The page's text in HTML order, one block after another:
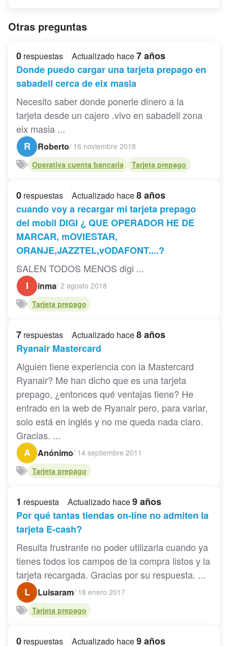
Otras preguntas
0 respuestas Actualizado hace7 años
Donde puedo cargar una tarjeta prepago en
sabadell cerca de eix masia
Necesito saber donde ponerle dinero a la
tarjeta desde un cajero .vivo en sabadell zona
eix masia ...
R
Roberto/ 16 noviembre 2018
Operativa cuenta bancaria
Tarjeta prepago
0 respuestas Actualizado hace8 años
cuando voy a recargar mi tarjeta prepago
del mobil DIGI ¿ QUE OPERADOR HE DE
MARCAR, mOVIESTAR,
ORANJE,JAZZTEL,vODAFONT....?
SALEN TODOS MENOS digi ...
I
inma/ 2 agosto 2018
Tarjeta prepago
7 respuestas Actualizado hace8 años
Ryanair Mastercard
Alguien tiene experiencia con la Mastercard
Ryanair? Me han dicho que es una tarjeta
prepago, ¿entonces qué ventajas tiene? He
entrado en la web de Ryanair pero, para variar,
solo está en inglés y no me queda nada claro.
Gracias. ...
A
Anónimo/ 14 septiembre 2011
Tarjeta prepago
1 respuesta Actualizado hace9 años
Por qué tantas tiendas on-líne no admiten la
tarjeta E-cash?
Resulta frustrante no poder utilizarla cuando ya
tienes todos los campos de la compra listos y la
tarjeta recargada. Gracias por su respuesta. ...
L
Luisaram/ 18 enero 2017
Tarjeta prepago
0 respuestas Actualizado hace9 años